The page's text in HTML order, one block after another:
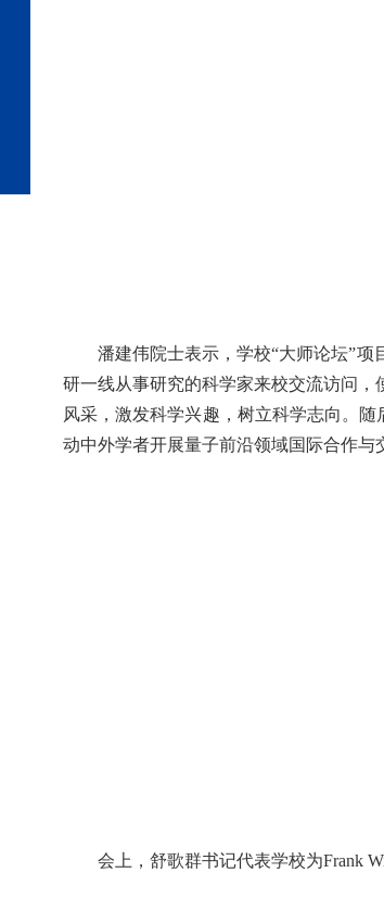
潘建伟院士表示，学校“大师论坛”
研一线从事研究的科学家来校交流访问
风采，激发科学兴趣，树立科学志向。
动中外学者开展量子前沿领域国际合作与
会上，舒歌群书记代表学校为Frank